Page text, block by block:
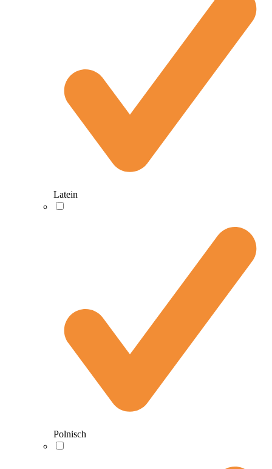
Latein
Polnisch